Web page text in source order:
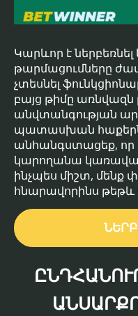
Կարևոր է
թարմացումները
չտեսնել
բայց թիմը առնվազն
անվտանգության
պատասխան
անհանգստացեք, որ
կարողանա
ինչպես միշտ, մենք
հնարավորինս թեթև